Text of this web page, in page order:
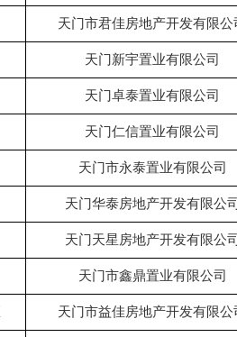
天门市君佳房地产开发有限公
天门新宇置业有限公司
天门卓泰置业有限公司
天门仁信置业有限公司
天门市永泰置业有限公司
天门华泰房地产开发有限公司
天门天星房地产开发有限公司
天门市鑫鼎置业有限公司
天门市益佳房地产开发有限公